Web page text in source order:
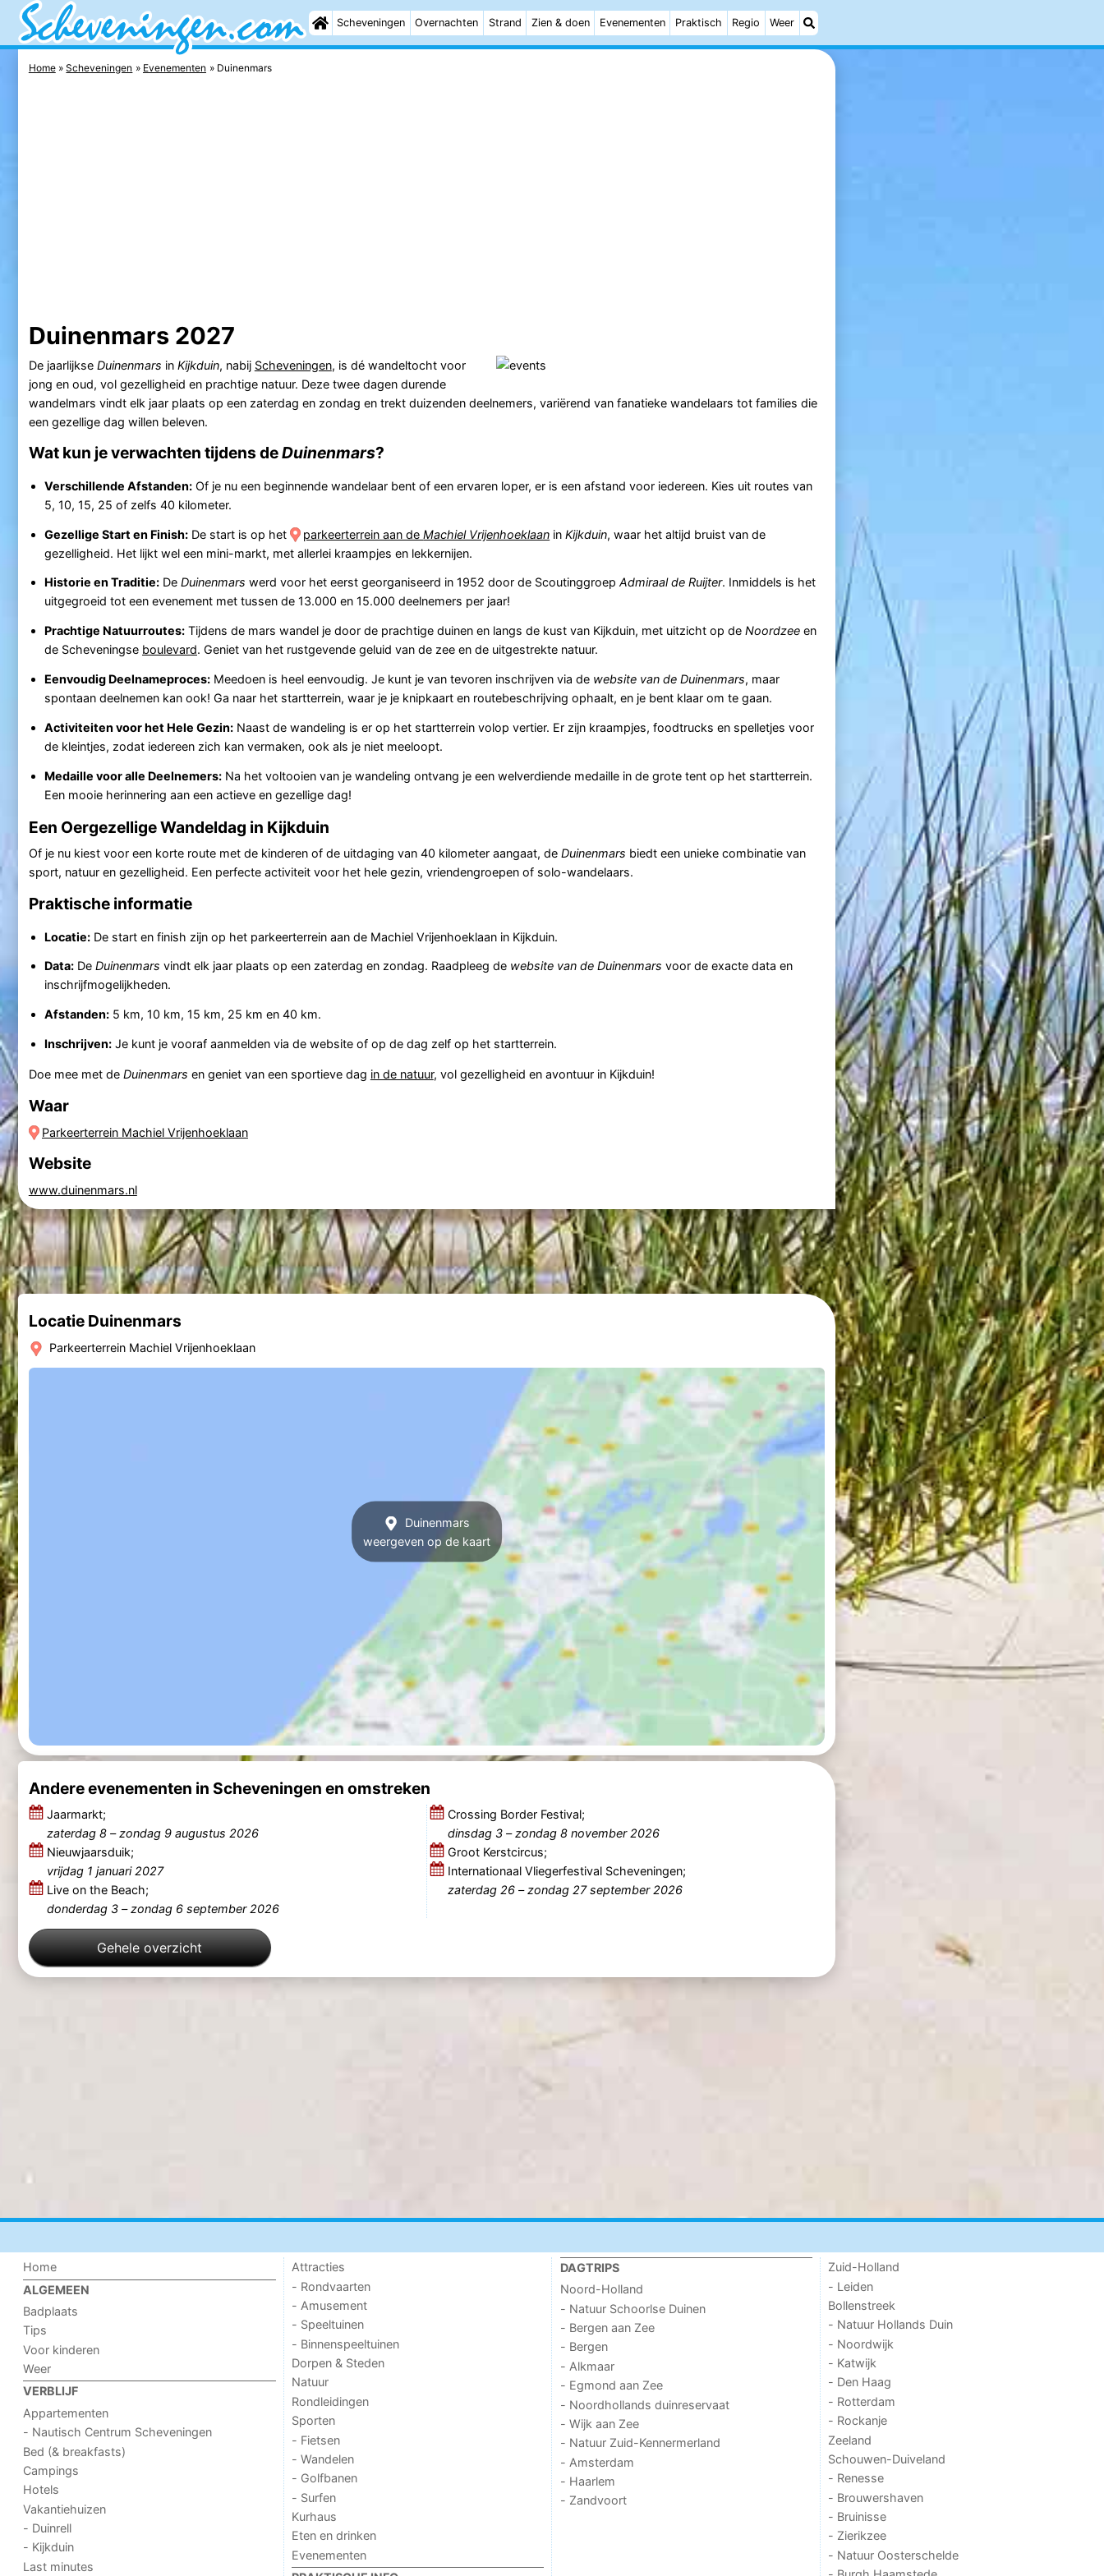
Scheveningen Overnachten Strand Zien & doen Evenementen Praktisch Regio Weer
Home Scheveningen Evenementen Duinenmars
Duinenmars 2027
De jaarlijkse Duinenmars in Kijkduin, nabij Scheveningen, is dé wandeltocht voor
jong en oud, vol gezelligheid en prachtige natuur. Deze twee dagen durende
wandelmars vindt elk jaar plaats op een zaterdag en zondag en trekt duizenden deelnemers, variërend van fanatieke wandelaars tot families die
een gezellige dag willen beleven.
Wat kun je verwachten tijdens deDuinenmars?
Verschillende Afstanden:Of je nu een beginnende wandelaar bent of een ervaren loper, er is een afstand voor iedereen. Kies uit routes van
5, 10, 15, 25 of zelfs 40 kilometer.
Gezellige Start en Finish:De start is op het parkeerterrein aan deMachiel Vrijenhoeklaan inKijkduin, waar het altijd bruist van de
gezelligheid. Het lijkt wel een mini-markt, met allerlei kraampjes en lekkernijen.
Historie en Traditie:De Duinenmars werd voor het eerst georganiseerd in 1952 door de Scoutinggroep Admiraal de Ruijter. Inmiddels is het
uitgegroeid tot een evenement met tussen de 13.000 en 15.000 deelnemers per jaar!
Prachtige Natuurroutes:Tijdens de mars wandel je door de prachtige duinen en langs de kust van Kijkduin, met uitzicht op de Noordzeeen
de Scheveningse boulevard. Geniet van het rustgevende geluid van de zee en de uitgestrekte natuur.
Eenvoudig Deelnameproces:Meedoen is heel eenvoudig. Je kunt je van tevoren inschrijven via de website van de Duinenmars, maar
spontaan deelnemen kan ook! Ga naar het startterrein, waar je je knipkaart en routebeschrijving ophaalt, en je bent klaar om te gaan.
Activiteiten voor het Hele Gezin:Naast de wandeling is er op het startterrein volop vertier. Er zijn kraampjes, foodtrucks en spelletjes voor
de kleintjes, zodat iedereen zich kan vermaken, ook als je niet meeloopt.
Medaille voor alle Deelnemers:Na het voltooien van je wandeling ontvang je een welverdiende medaille in de grote tent op het startterrein.
Een mooie herinnering aan een actieve en gezellige dag!
Een Oergezellige Wandeldag in Kijkduin
Of je nu kiest voor een korte route met de kinderen of de uitdaging van 40 kilometer aangaat, de Duinenmars biedt een unieke combinatie van
sport, natuur en gezelligheid. Een perfecte activiteit voor het hele gezin, vriendengroepen of solo-wandelaars.
Praktische informatie
Locatie:De start en finish zijn op het parkeerterrein aan de Machiel Vrijenhoeklaan in Kijkduin.
Data:De Duinenmars vindt elk jaar plaats op een zaterdag en zondag. Raadpleeg de website van de Duinenmars voor de exacte data en
inschrijfmogelijkheden.
Afstanden:5 km, 10 km, 15 km, 25 km en 40 km.
Inschrijven:Je kunt je vooraf aanmelden via de website of op de dag zelf op het startterrein.
Doe mee met de Duinenmars en geniet van een sportieve dag in de natuur, vol gezelligheid en avontuur in Kijkduin!
Waar
Parkeerterrein Machiel Vrijenhoeklaan
Website
www.duinenmars.nl
Locatie Duinenmars
Parkeerterrein Machiel Vrijenhoeklaan
Duinenmars
weergeven op de kaart
Andere evenementen in Scheveningen en omstreken
Jaarmarkt;
zaterdag 8–
zondag 9 augustus 2026
Nieuwjaarsduik;
vrijdag 1 januari 2027
Live on the Beach;
donderdag 3– zondag 6 september 2026
Crossing Border Festival;
dinsdag 3–
zondag 8 november 2026
Groot Kerstcircus;
Internationaal Vliegerfestival Scheveningen;
zaterdag 26–zondag 27 september 2026
Gehele overzicht
Home
ALGEMEEN
Badplaats
Tips
Voor kinderen
Weer
VERBLIJF
Appartementen
- Nautisch Centrum Scheveningen
Bed (& breakfasts)
Campings
Hotels
Vakantiehuizen
- Duinrell
- Kijkduin
Last minutes
Attracties
- Rondvaarten
- Amusement
- Speeltuinen
- Binnenspeeltuinen
Dorpen & Steden
Natuur
Rondleidingen
Sporten
- Fietsen
- Wandelen
- Golfbanen
- Surfen
Kurhaus
Eten en drinken
Evenementen
DAGTRIPS
Noord-Holland
- Natuur Schoorlse Duinen
- Bergen aan Zee
- Bergen
- Alkmaar
- Egmond aan Zee
- Noordhollands duinreservaat
- Wijk aan Zee
- Natuur Zuid-Kennermerland
- Amsterdam
- Haarlem
- Zandvoort
Zuid-Holland
- Leiden
Bollenstreek
- Natuur Hollands Duin
- Noordwijk
- Katwijk
- Den Haag
- Rotterdam
- Rockanje
Zeeland
Schouwen-Duiveland
- Renesse
- Brouwershaven
- Bruinisse
- Zierikzee
- Natuur Oosterschelde